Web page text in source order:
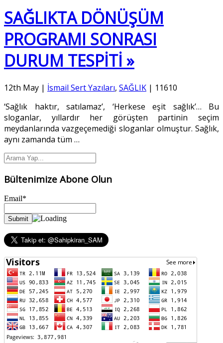
SAĞLIKTA DÖNÜŞÜM
PROGRAMI SONRASI
DURUM TESPİTİ »
12th May | İsmail Sert Yazıları, SAĞLIK | 11610
‘Sağlık haktır, satılamaz’, ‘Herkese eşit sağlık’… Bu
sloganlar, yıllardır her görüşten partinin seçim
meydanlarında vazgeçemediği sloganlar olmuştur. Sağlık,
aynı zamanda tüm …
Bültenimize Abone Olun
Email*